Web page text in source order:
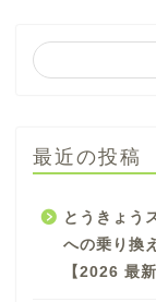
最近の投稿
とうきょう
への乗り換
【2026 最新